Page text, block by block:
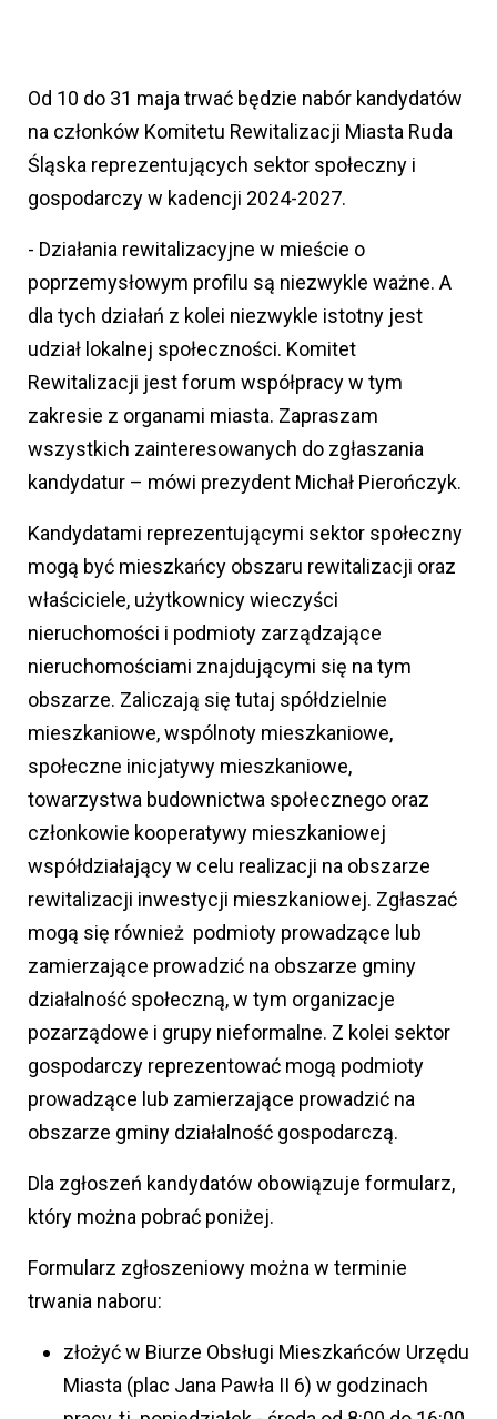
Od 10 do 31 maja trwać będzie nabór kandydatów
na członków Komitetu Rewitalizacji Miasta Ruda
Śląska reprezentujących sektor społeczny i
gospodarczy w kadencji 2024-2027.
- Działania rewitalizacyjne w mieście o
poprzemysłowym profilu są niezwykle ważne. A
dla tych działań z kolei niezwykle istotny jest
udział lokalnej społeczności. Komitet
Rewitalizacji jest forum współpracy w tym
zakresie z organami miasta. Zapraszam
wszystkich zainteresowanych do zgłaszania
kandydatur – mówi prezydent Michał Pierończyk.
Kandydatami reprezentującymi sektor społeczny
mogą być mieszkańcy obszaru rewitalizacji oraz
właściciele, użytkownicy wieczyści
nieruchomości i podmioty zarządzające
nieruchomościami znajdującymi się na tym
obszarze. Zaliczają się tutaj spółdzielnie
mieszkaniowe, wspólnoty mieszkaniowe,
społeczne inicjatywy mieszkaniowe,
towarzystwa budownictwa społecznego oraz
członkowie kooperatywy mieszkaniowej
współdziałający w celu realizacji na obszarze
rewitalizacji inwestycji mieszkaniowej. Zgłaszać
mogą się również podmioty prowadzące lub
zamierzające prowadzić na obszarze gminy
działalność społeczną, w tym organizacje
pozarządowe i grupy nieformalne. Z kolei sektor
gospodarczy reprezentować mogą podmioty
prowadzące lub zamierzające prowadzić na
obszarze gminy działalność gospodarczą.
Dla zgłoszeń kandydatów obowiązuje formularz,
który można pobrać poniżej.
Formularz zgłoszeniowy można w terminie
trwania naboru:
złożyć w Biurze Obsługi Mieszkańców Urzędu
Miasta (plac Jana Pawła II 6) w godzinach